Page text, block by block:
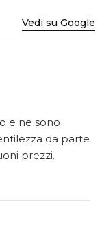
Vedi su Google
e ne sono
da parte
prezzi.